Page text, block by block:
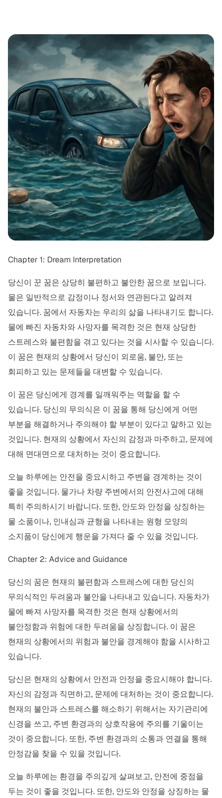
Chapter 1: Dream Interpretation
당신이 꾼 꿈은 상당히 불편하고 불안한 꿈으로 보입니다.
물은 일반적으로 감정이나 정서와 연관된다고 알려져
있습니다. 꿈에서 자동차는 우리의 삶을 나타내기도 합니다.
물에 빠진 자동차와 사망자를 목격한 것은 현재 상당한
스트레스와 불편함을 겪고 있다는 것을 시사할 수 있습니다.
이 꿈은 현재의 상황에서 당신이 외로움, 불안, 또는
회피하고 있는 문제들을 대변할 수 있습니다.
이 꿈은 당신에게 경계를 일깨워주는 역할을 할 수
있습니다. 당신의 무의식은 이 꿈을 통해 당신에게 어떤
부분을 해결하거나 주의해야 할 부분이 있다고 말하고 있는
것입니다. 현재의 상황에서 자신의 감정과 마주하고, 문제에
대해 면대면으로 대처하는 것이 중요합니다.
오늘 하루에는 안전을 중요시하고 주변을 경계하는 것이
좋을 것입니다. 물가나 차량 주변에서의 안전사고에 대해
특히 주의하시기 바랍니다. 또한, 안도와 안정을 상징하는
물 소품이나, 인내심과 균형을 나타내는 원형 모양의
소지품이 당신에게 행운을 가져다 줄 수 있을 것입니다.
Chapter 2: Advice and Guidance
당신의 꿈은 현재의 불편함과 스트레스에 대한 당신의
무의식적인 두려움과 불안을 나타내고 있습니다. 자동차가
물에 빠져 사망자를 목격한 것은 현재 상황에서의
불안정함과 위험에 대한 두려움을 상징합니다. 이 꿈은
현재의 상황에서의 위험과 불안을 경계해야 함을 시사하고
있습니다.
당신은 현재의 상황에서 안전과 안정을 중요시해야 합니다.
자신의 감정과 직면하고, 문제에 대처하는 것이 중요합니다.
현재의 불안과 스트레스를 해소하기 위해서는 자기관리에
신경을 쓰고, 주변 환경과의 상호작용에 주의를 기울이는
것이 중요합니다. 또한, 주변 환경과의 소통과 연결을 통해
안정감을 찾을 수 있을 것입니다.
오늘 하루에는 환경을 주의깊게 살펴보고, 안전에 중점을
두는 것이 좋을 것입니다. 또한, 안도와 안정을 상징하는 물